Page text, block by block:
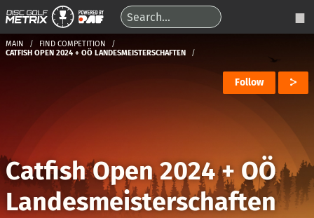
MAIN
FIND COMPETITION
CATFISH OPEN 2024 + OÖ LANDESMEISTERSCHAFTEN
Follow
Catfish Open 2024 + OÖ
Landesmeisterschaften